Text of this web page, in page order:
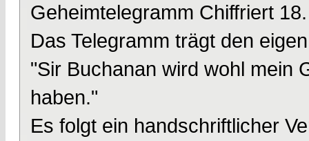
Geheimtelegramm Chiffriert
Das Telegramm trägt den
"Sir Buchanan wird wohl mein
haben."
Es folgt ein handschriftlicher